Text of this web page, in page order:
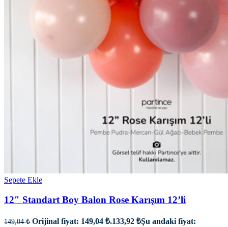
Sepete Ekle
12″ Standart Boy Balon Rose Karışım 12’li
149,04₺ Orijinal fiyat: 149,04 ₺.133,92 ₺Şu andaki fiyat: